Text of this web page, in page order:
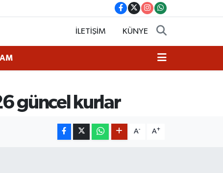
İLETİŞİM KÜNYE
güncel kurlar
A- A+